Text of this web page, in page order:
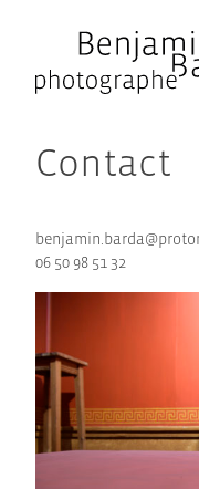
Contact
06 50 98 51 32